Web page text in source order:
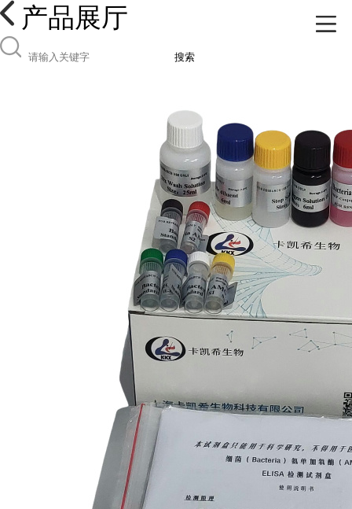
产品展厅
搜索